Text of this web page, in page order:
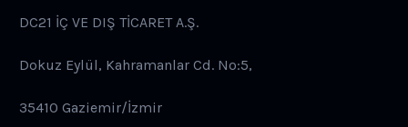
DC21 İÇ VE DIŞ TİCARET A.Ş.
Dokuz Eylül, Kahramanlar Cd. No:5,
35410 Gaziemir/İzmir